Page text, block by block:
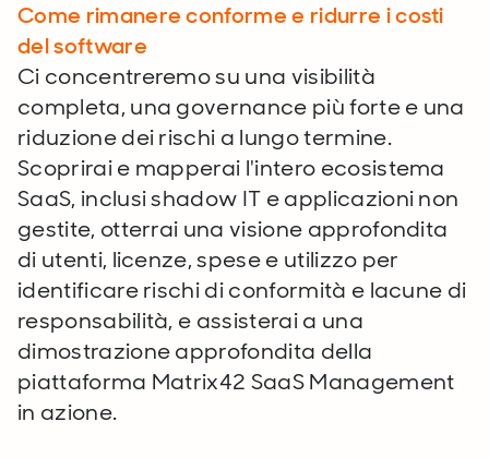
Come rimanere conforme e ridurre i costi
del software
Ci concentreremo su una visibilità
completa, una governance più forte e una
riduzione dei rischi a lungo termine.
Scoprirai e mapperai l'intero ecosistema
SaaS, inclusi shadow IT e applicazioni non
gestite, otterrai una visione approfondita
di utenti, licenze, spese e utilizzo per
identificare rischi di conformità e lacune di
responsabilità, e assisterai a una
dimostrazione approfondita della
piattaforma Matrix42 SaaS Management
in azione.